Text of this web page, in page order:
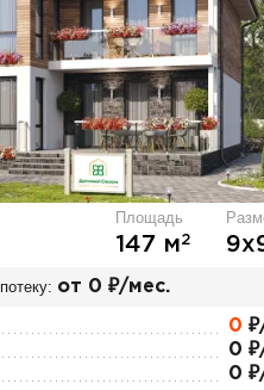
Площадь
147 м2
от 0 ₽/мес.
0
0
0